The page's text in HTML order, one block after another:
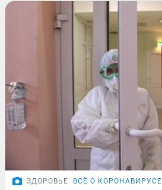
ЗДОРОВЬЕ ВСЁ О КОРОНАВИРУСЕ